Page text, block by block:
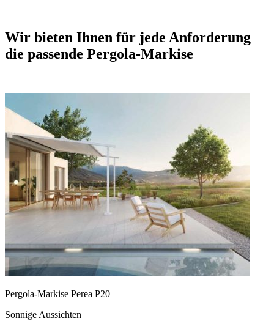
Wir bieten Ihnen für jede Anforderung
die passende Pergola-Markise
Pergola-Markise Perea P20
Sonnige Aussichten